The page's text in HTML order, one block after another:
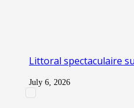
Littoral spectaculaire
July 6, 2026